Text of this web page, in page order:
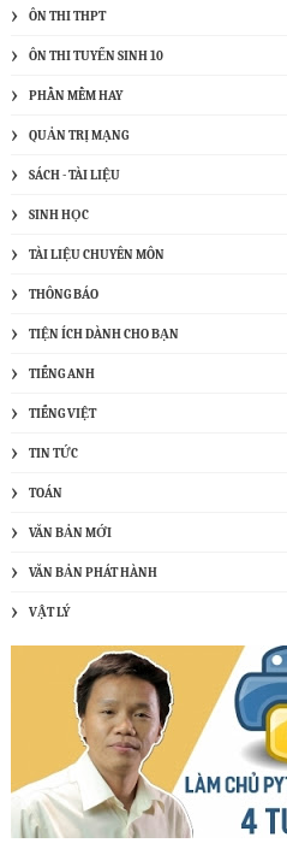
ÔN THI THPT
ÔN THI TUYỂN SINH 10
PHẦN MỀM HAY
QUẢN TRỊ MẠNG
SÁCH - TÀI LIỆU
SINH HỌC
TÀI LIỆU CHUYÊN MÔN
THÔNG BÁO
TIỆN ÍCH DÀNH CHO BẠN
TIẾNG ANH
TIẾNG VIỆT
TIN TỨC
TOÁN
VĂN BẢN MỚI
VĂN BẢN PHÁT HÀNH
VẬT LÝ